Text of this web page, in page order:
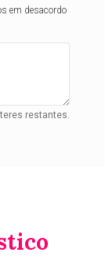
em desacordo
restantes.